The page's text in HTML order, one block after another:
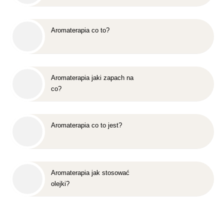
Aromaterapia co to?
Aromaterapia jaki zapach na
co?
Aromaterapia co to jest?
Aromaterapia jak stosować
olejki?